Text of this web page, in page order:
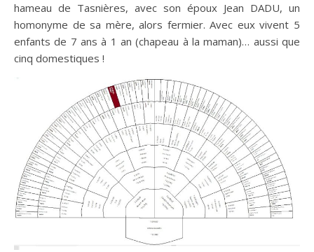
hameau de Tasnières, avec son époux Jean DADU, un
homonyme de sa mère, alors fermier. Avec eux vivent 5
enfants de 7 ans à 1 an (chapeau à la maman)… aussi que
cinq domestiques !